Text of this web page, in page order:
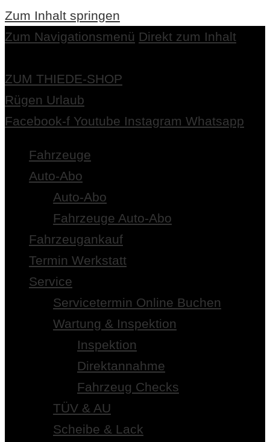
Zum Inhalt springen
Zum Navigationsmenü Direkt zum Inhalt
ZUM THIEDE-SHOP
Rügen Urlaub
Facebook-f Youtube Instagram Whatsapp
Fahrzeuge
Auto-Abo
Auto-Abo
Fahrzeuge Auto-Abo
Fahrzeugankauf
Termin Werkstatt
Service
Servicetermin Online Buchen
Wartung & Inspektion
Inspektion
Direktannahme
Fahrzeug Checks
TÜV & AU
Scheibe & Lack